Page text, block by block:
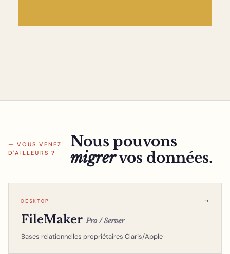
— VOUS VENEZ
D'AILLEURS ?
Nous pouvons
migrervos données.
DESKTOP →
FileMakerPro / Server
Bases relationnelles propriétaires Claris/Apple